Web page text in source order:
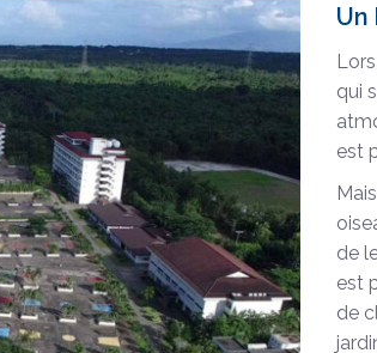
Un
qui
est
de
est
de